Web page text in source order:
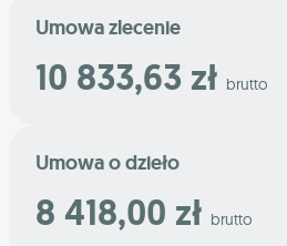
Umowa zlecenie
10 833,63 zł brutto
Umowa o dzieło
8 418,00 zł brutto